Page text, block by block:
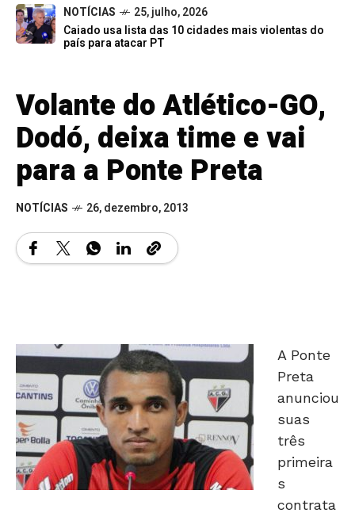
NOTÍCIAS
25, julho, 2026
Caiado usa lista das 10 cidades mais violentas do
país para atacar PT
Volante do Atlético-GO,
Dodó, deixa time e vai
para a Ponte Preta
NOTÍCIAS 26, dezembro, 2013
Preta
anunciou
suas
três
primeira
s
contrata
ções para a temporada de 2014. São eles: o